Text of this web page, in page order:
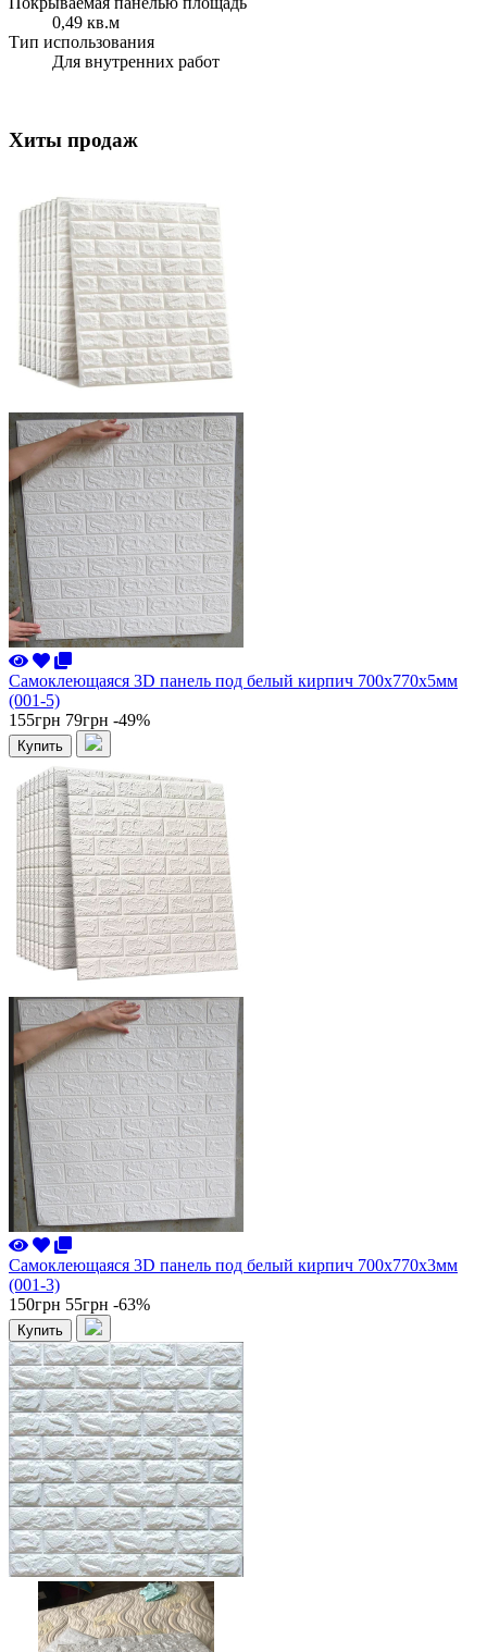
0,49 кв.м
Тип использования
Для внутренних работ
Хиты продаж
Самоклеющаяся 3D панель под белый кирпич 700x770x5мм
(001-5)
155грн 79грн -49%
Купить
Самоклеющаяся 3D панель под белый кирпич 700x770x3мм
(001-3)
150грн 55грн -63%
Купить